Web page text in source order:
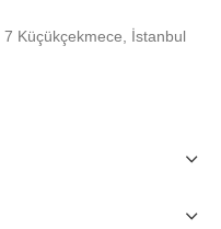
Küçükçekmece, İstanbul